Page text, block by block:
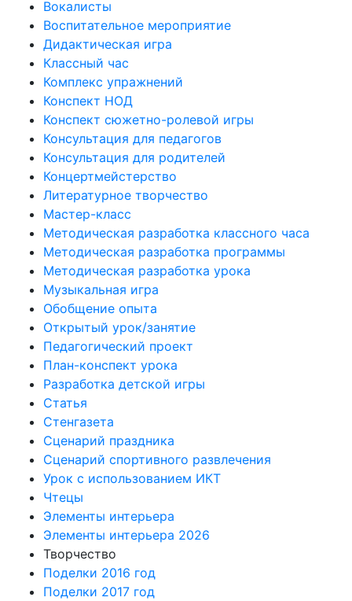
Вокалисты
Воспитательное мероприятие
Дидактическая игра
Классный час
Комплекс упражнений
Конспект НОД
Конспект сюжетно-ролевой игры
Консультация для педагогов
Консультация для родителей
Концертмейстерство
Литературное творчество
Мастер-класс
Методическая разработка классного часа
Методическая разработка программы
Методическая разработка урока
Музыкальная игра
Обобщение опыта
Открытый урок/занятие
Педагогический проект
План-конспект урока
Разработка детской игры
Статья
Стенгазета
Сценарий праздника
Сценарий спортивного развлечения
Урок с использованием ИКТ
Чтецы
Элементы интерьера
Элементы интерьера 2026
Творчество
Поделки 2016 год
Поделки 2017 год